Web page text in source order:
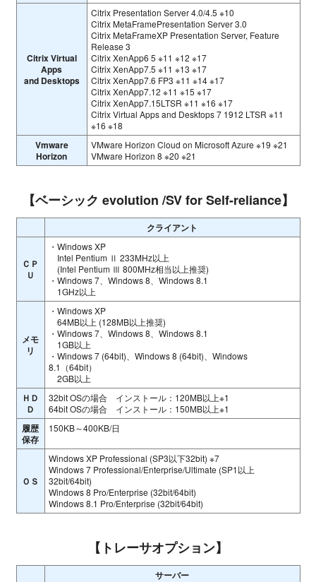
Citrix Virtual
Apps
and Desktops
Citrix Presentation Server 4.0/4.5 ※10
Citrix MetaFramePresentation Server 3.0
Citrix MetaFrameXP Presentation Server, Feature
Release 3
Citrix XenApp6 5 ※11 ※12 ※17
Citrix XenApp7.5 ※11 ※13 ※17
Citrix XenApp7.6 FP3 ※11 ※14 ※17
Citrix XenApp7.12 ※11 ※15 ※17
Citrix XenApp7.15LTSR ※11 ※16 ※17
Citrix Virtual Apps and Desktops 7 1912 LTSR ※11
※16 ※18
Vmware
Horizon
VMware Horizon Cloud on Microsoft Azure ※19 ※21
VMware Horizon 8 ※20 ※21
【ベーシック evolution /SV for Self-reliance】
クライアント
ＣＰ
Ｕ
・Windows XP
Intel Pentium Ⅱ 233MHz以上
(Intel Pentium Ⅲ 800MHz相当以上推奨)
・Windows 7、Windows 8、Windows 8.1
1GHz以上
メモ
リ
・Windows XP
64MB以上 (128MB以上推奨)
・Windows 7、Windows 8、Windows 8.1
1GB以上
・Windows 7 (64bit)、Windows 8 (64bit)、Windows
8.1（64bit）
2GB以上
ＨＤ
Ｄ
32bit OSの場合 インストール：120MB以上※1
64bit OSの場合 インストール：150MB以上※1
履歴
保存
150KB～400KB/日
ＯＳ
Windows XP Professional (SP3以下32bit) ※7
Windows 7 Professional/Enterprise/Ultimate (SP1以上
32bit/64bit)
Windows 8 Pro/Enterprise (32bit/64bit)
Windows 8.1 Pro/Enterprise (32bit/64bit)
【トレーサオプション】
サーバー